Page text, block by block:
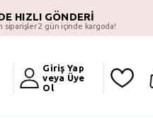
HIZLI GÖNDERİ
siparişler 2 gün içinde kargoda!
Giriş Yap
veya Üye
Ol